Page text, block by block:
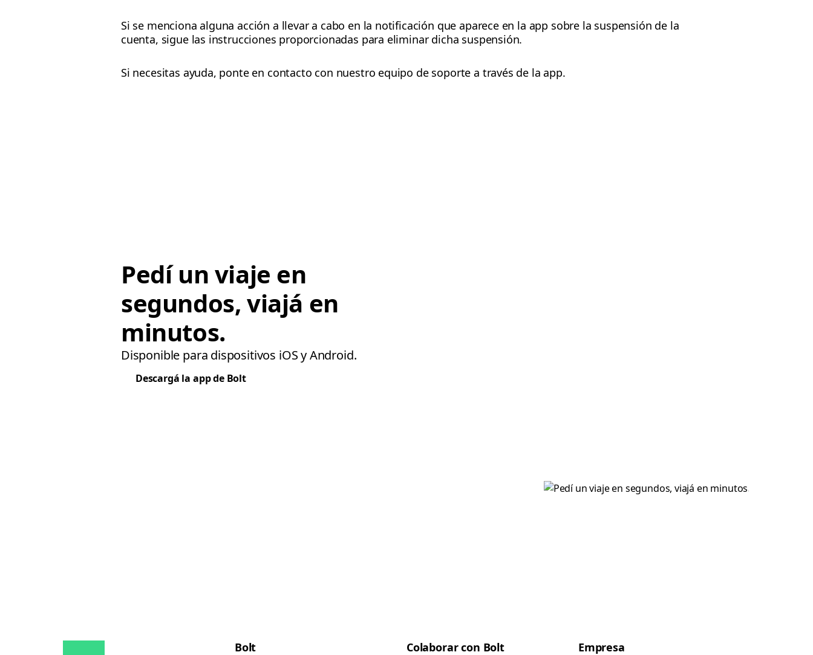
Si se menciona alguna acción a llevar a cabo en la notificación que aparece en la app sobre la suspensión de la
cuenta, sigue las instrucciones proporcionadas para eliminar dicha suspensión.
Si necesitas ayuda, ponte en contacto con nuestro equipo de soporte a través de la app.
Pedí un viaje en
segundos, viajá en
minutos.
Disponible para dispositivos iOS y Android.
Descargá la app de Bolt
Bolt Colaborar con Bolt Empresa